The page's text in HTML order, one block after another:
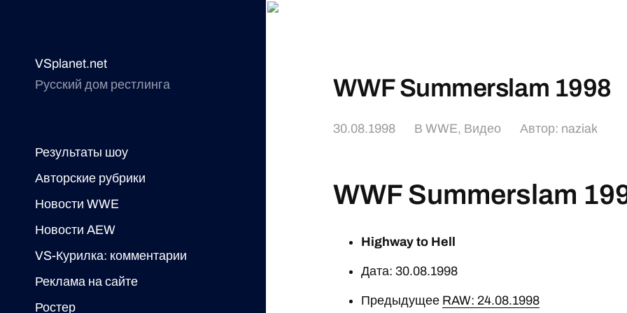
VSplanet.net
Русский дом рестлинга
Результаты шоу
Авторские рубрики
Новости WWE
Новости AEW
VS-Курилка: комментарии
Реклама на сайте
Ростер
WWF Summerslam 1998
30.08.1998 ВWWE, Видео Автор: naziak
WWF Summerslam
Highway to Hell
Дата: 30.08.1998
Предыдущее RAW: 24.08.1998